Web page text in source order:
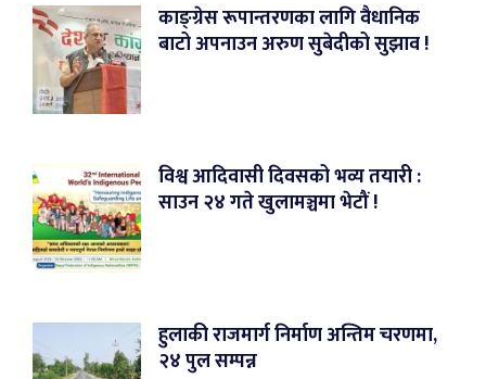
काङ्ग्रेस रूपान्तरणका लागि वैधानिक
बाटो अपनाउन अरुण सुबेदीको सुझाव !
विश्व आदिवासी दिवसको भव्य तयारी :
साउन २४ गते खुलामञ्चमा भेटौं !
हुलाकी राजमार्ग निर्माण अन्तिम चरणमा,
२४ पुल सम्पन्न